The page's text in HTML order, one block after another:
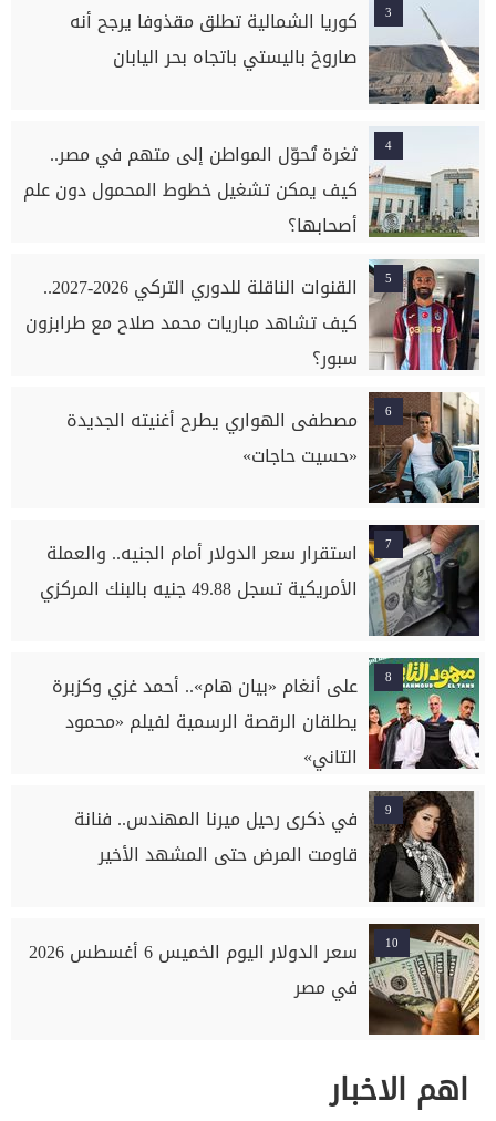
3
كوريا الشمالية تطلق مقذوفا يرجح أنه
صاروخ باليستي باتجاه بحر اليابان
4
ثغرة تُحوّل المواطن إلى متهم في مصر..
كيف يمكن تشغيل خطوط المحمول دون علم
أصحابها؟
5
القنوات الناقلة للدوري التركي 2026-2027..
كيف تشاهد مباريات محمد صلاح مع طرابزون
سبور؟
6
مصطفى الهواري يطرح أغنيته الجديدة
«حسيت حاجات»
7
استقرار سعر الدولار أمام الجنيه.. والعملة
الأمريكية تسجل 49.88 جنيه بالبنك المركزي
8
على أنغام «بيان هام».. أحمد غزي وكزبرة
يطلقان الرقصة الرسمية لفيلم «محمود
التاني»
9
في ذكرى رحيل ميرنا المهندس.. فنانة
قاومت المرض حتى المشهد الأخير
10
سعر الدولار اليوم الخميس 6 أغسطس 2026
في مصر
اهم الاخبار